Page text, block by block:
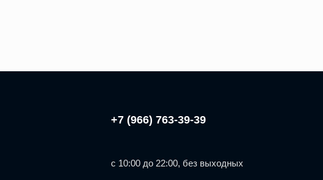
+7 (966) 763-39-39
с 10:00 до 22:00, без выходных